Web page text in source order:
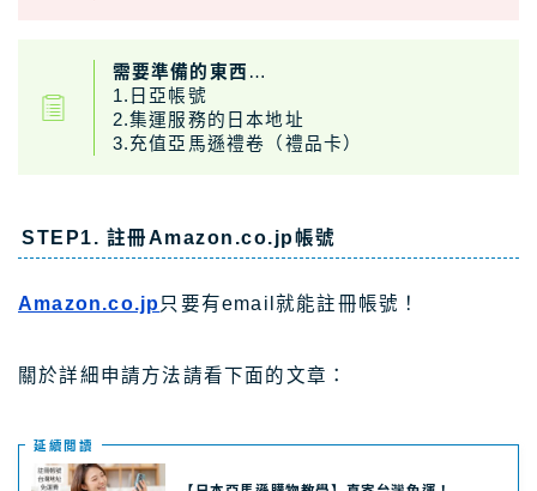
需要準備的東西 …
1.日亞帳號
2.集運服務的日本地址
3.充值亞馬遜禮卷（禮品卡）
STEP1. 註冊Amazon.co.jp帳號
Amazon.co.jp只要有email就能註冊帳號！
關於詳細申請方法請看下面的文章：
延續閲讀